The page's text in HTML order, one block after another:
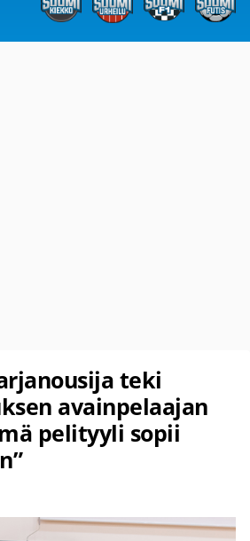
teki
avainpelaajan
pelityyli sopii